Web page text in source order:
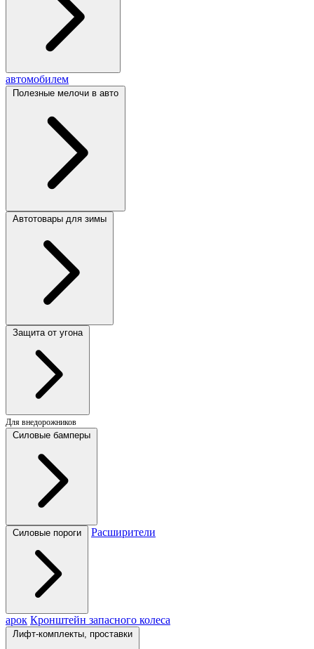
автомобилем
Полезные мелочи в авто
Автотовары для зимы
Защита от угона
Для внедорожников
Силовые бамперы
Силовые пороги Расширители
арок Кронштейн запасного колеса
Лифт-комплекты, проставки